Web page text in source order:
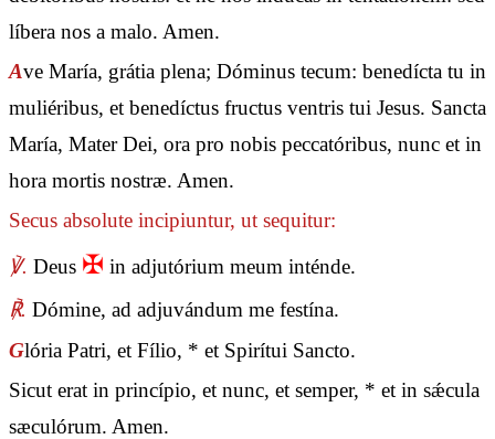
líbera nos a malo. Amen.
Ave María, grátia plena; Dóminus tecum: benedícta tu in
muliéribus, et benedíctus fructus ventris tui Jesus. Sancta
María, Mater Dei, ora pro nobis peccatóribus, nunc et in
hora mortis nostræ. Amen.
Secus absolute incipiuntur, ut sequitur:
℣. Deus ✠ in adjutórium meum inténde.
℟. Dómine, ad adjuvándum me festína.
Glória Patri, et Fílio, * et Spirítui Sancto.
Sicut erat in princípio, et nunc, et semper, * et in sǽcula
sæculórum. Amen.